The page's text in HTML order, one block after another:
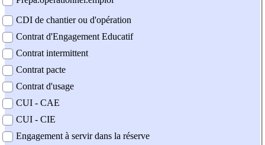
CDI de chantier ou d'opération
Contrat d'Engagement Educatif
Contrat intermittent
Contrat pacte
Contrat d'usage
CUI - CAE
CUI - CIE
Engagement à servir dans la réserve